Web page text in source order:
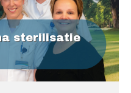
sterilisatie